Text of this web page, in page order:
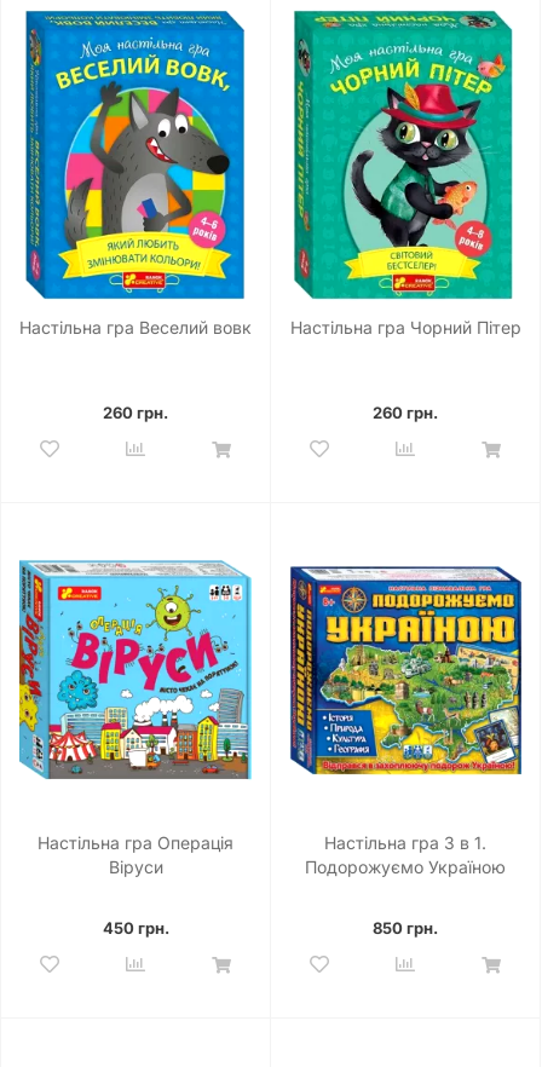
Настільна гра Веселий вовк
260 грн.
Настільна гра Чорний Пітер
260 грн.
Настільна гра Операція
Віруси
450 грн.
Настільна гра 3 в 1.
Подорожуємо Україною
850 грн.